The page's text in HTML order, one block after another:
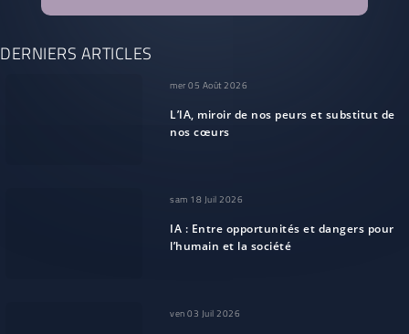
DERNIERS ARTICLES
mer 05 Août 2026
L’IA, miroir de nos peurs et substitut de
nos cœurs
sam 18 Juil 2026
IA : Entre opportunités et dangers pour
l’humain et la société
ven 03 Juil 2026